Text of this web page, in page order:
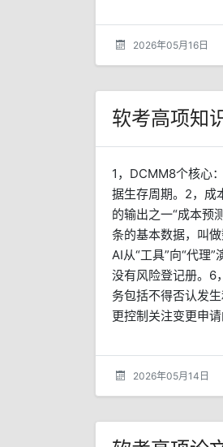
2026年05月16日
软考高项知
1，DCMM8个核心
据生存周期。2，成
的输出之一“成本预
条的基本数据，叫
AI从“工具”向“代理
没有风险登记册。6
务包括不得否认发
更控制关注变更申
2026年05月14日